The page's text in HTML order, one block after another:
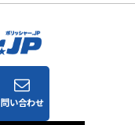
問い合わせ